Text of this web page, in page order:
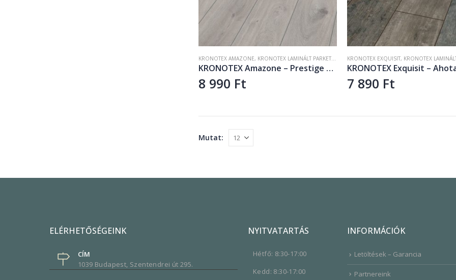
KRONOTEX AMAZONE, KRONOTEX LAMINÁLT PARKETTA LAMINÁLT PADLÓ
KRONOTEX Amazone – Prestige Oak white D3239
8 990 Ft
KRONOTEX EXQUISIT, KRONOTEX LAMINÁLT
KRONOTEX Exquisit –
7 890 Ft
Mutat:
ELÉRHETŐSÉGEINK
CÍM
1039 Budapest, Szentendrei út 295.
NYITVATARTÁS
Hétfő: 8:30-17:00
Kedd: 8:30-17:00
INFORMÁCIÓK
Letöltések – Garancia
Partnereink